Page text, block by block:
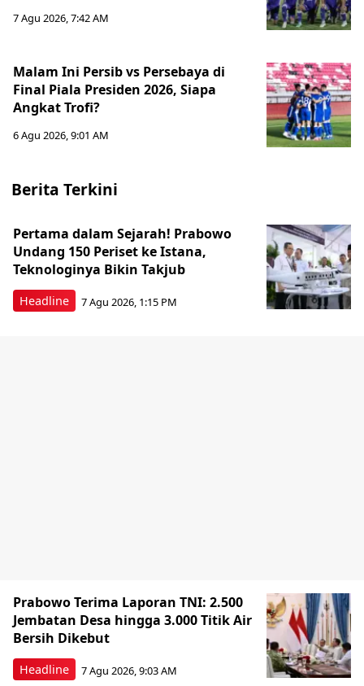
7 Agu 2026, 7:42 AM
Malam Ini Persib vs Persebaya di
Final Piala Presiden 2026, Siapa
Angkat Trofi?
6 Agu 2026, 9:01 AM
Berita Terkini
Headline
Pertama dalam Sejarah! Prabowo
Undang 150 Periset ke Istana,
Teknologinya Bikin Takjub
7 Agu 2026, 1:15 PM
Headline
Prabowo Terima Laporan TNI: 2.500
Jembatan Desa hingga 3.000 Titik Air
Bersih Dikebut
7 Agu 2026, 9:03 AM